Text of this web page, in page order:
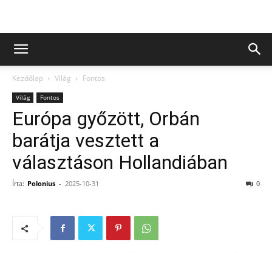
Kezdőlap Világ Fontos
Világ Fontos
Európa győzött, Orbán
barátja vesztett a
választáson Hollandiában
Írta: Polonius - 2025-10-31 0